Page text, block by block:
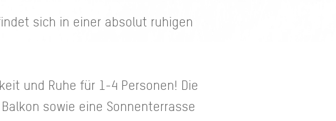
sich in einer absolut ruhigen
und Ruhe für 1-4 Personen! Die
sowie eine Sonnenterrasse